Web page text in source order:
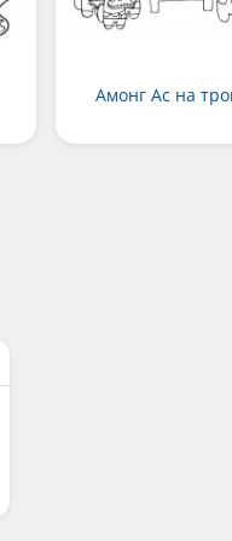
Амонг Ас на